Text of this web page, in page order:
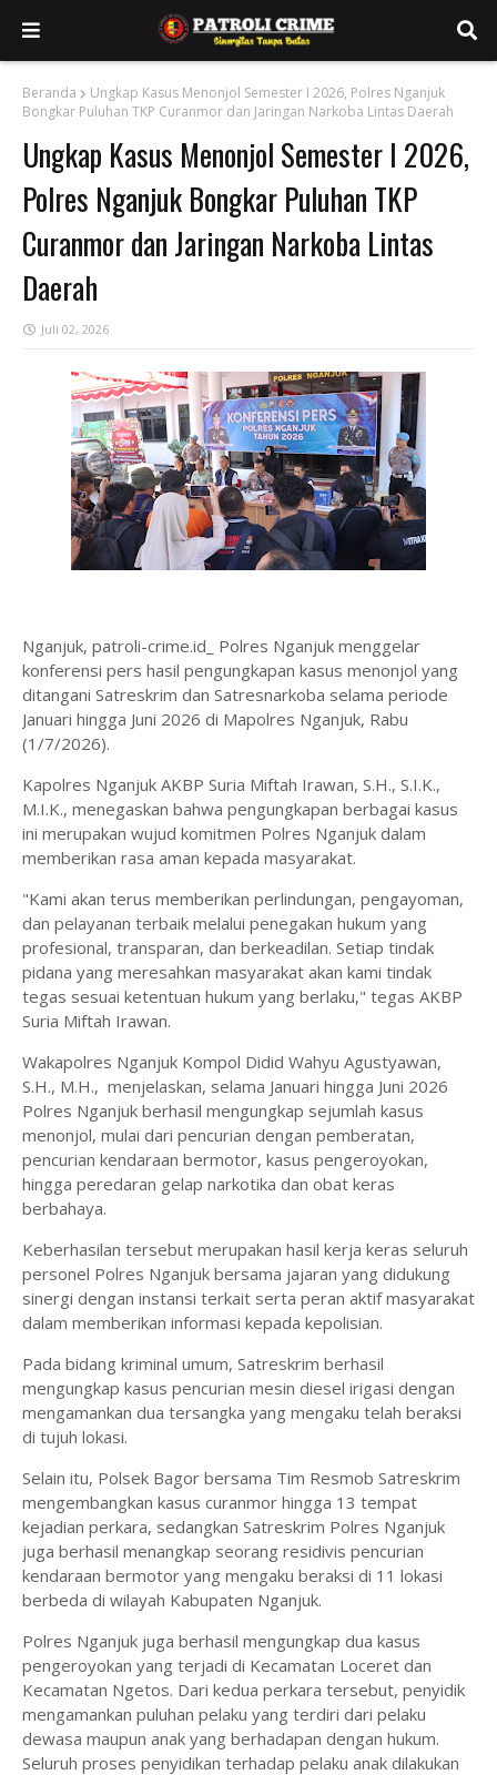
Beranda
Ungkap Kasus Menonjol Semester I 2026, Polres Nganjuk
Bongkar Puluhan TKP Curanmor dan Jaringan Narkoba Lintas Daerah
Ungkap Kasus Menonjol Semester I 2026,
Polres Nganjuk Bongkar Puluhan TKP
Curanmor dan Jaringan Narkoba Lintas
Daerah
Juli 02, 2026
Nganjuk, patroli-crime.id_ Polres Nganjuk menggelar
konferensi pers hasil pengungkapan kasus menonjol yang
ditangani Satreskrim dan Satresnarkoba selama periode
Januari hingga Juni 2026 di Mapolres Nganjuk, Rabu
(1/7/2026).
Kapolres Nganjuk AKBP Suria Miftah Irawan, S.H., S.I.K.,
M.I.K., menegaskan bahwa pengungkapan berbagai kasus
ini merupakan wujud komitmen Polres Nganjuk dalam
memberikan rasa aman kepada masyarakat.
"Kami akan terus memberikan perlindungan, pengayoman,
dan pelayanan terbaik melalui penegakan hukum yang
profesional, transparan, dan berkeadilan. Setiap tindak
pidana yang meresahkan masyarakat akan kami tindak
tegas sesuai ketentuan hukum yang berlaku," tegas AKBP
Suria Miftah Irawan.
Wakapolres Nganjuk Kompol Didid Wahyu Agustyawan,
S.H., M.H., menjelaskan, selama Januari hingga Juni 2026
Polres Nganjuk berhasil mengungkap sejumlah kasus
menonjol, mulai dari pencurian dengan pemberatan,
pencurian kendaraan bermotor, kasus pengeroyokan,
hingga peredaran gelap narkotika dan obat keras
berbahaya.
Keberhasilan tersebut merupakan hasil kerja keras seluruh
personel Polres Nganjuk bersama jajaran yang didukung
sinergi dengan instansi terkait serta peran aktif masyarakat
dalam memberikan informasi kepada kepolisian.
Pada bidang kriminal umum, Satreskrim berhasil
mengungkap kasus pencurian mesin diesel irigasi dengan
mengamankan dua tersangka yang mengaku telah beraksi
di tujuh lokasi.
Selain itu, Polsek Bagor bersama Tim Resmob Satreskrim
mengembangkan kasus curanmor hingga 13 tempat
kejadian perkara, sedangkan Satreskrim Polres Nganjuk
juga berhasil menangkap seorang residivis pencurian
kendaraan bermotor yang mengaku beraksi di 11 lokasi
berbeda di wilayah Kabupaten Nganjuk.
Polres Nganjuk juga berhasil mengungkap dua kasus
pengeroyokan yang terjadi di Kecamatan Loceret dan
Kecamatan Ngetos. Dari kedua perkara tersebut, penyidik
mengamankan puluhan pelaku yang terdiri dari pelaku
dewasa maupun anak yang berhadapan dengan hukum.
Seluruh proses penyidikan terhadap pelaku anak dilakukan